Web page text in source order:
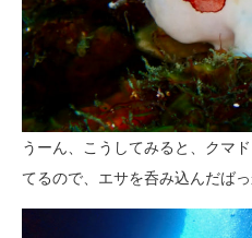
うーん、こうしてみると、クマ
てるので、エサを呑み込んだば